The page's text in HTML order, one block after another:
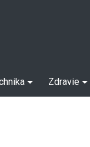
Zdravie